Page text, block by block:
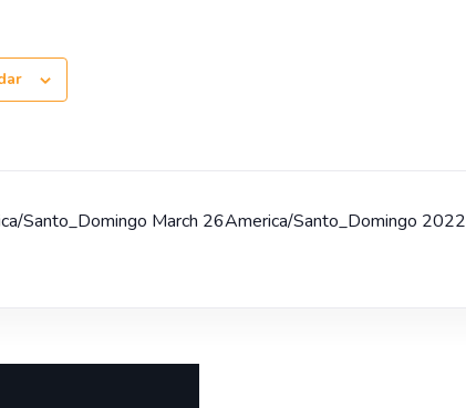
Santo_Domingo March 26America/Santo_Domingo 2022